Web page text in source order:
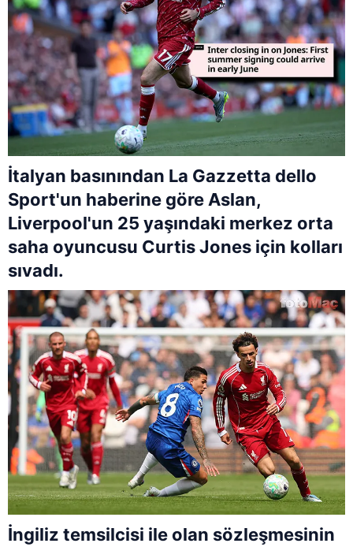
İtalyan basınından La Gazzetta dello
Sport'un haberine göre Aslan,
Liverpool'un 25 yaşındaki merkez orta
saha oyuncusu Curtis Jones için kolları
sıvadı.
İngiliz temsilcisi ile olan sözleşmesinin